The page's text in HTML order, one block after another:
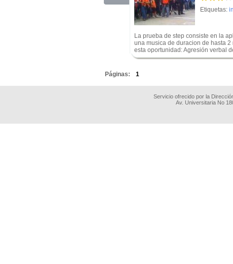
Etiquetas:
La prueba de step consiste en la
una musica de duracion de hasta
esta oportunidad: Agresión verbal
Páginas: 1
Servicio ofrecido por la
Av. Universitaria No